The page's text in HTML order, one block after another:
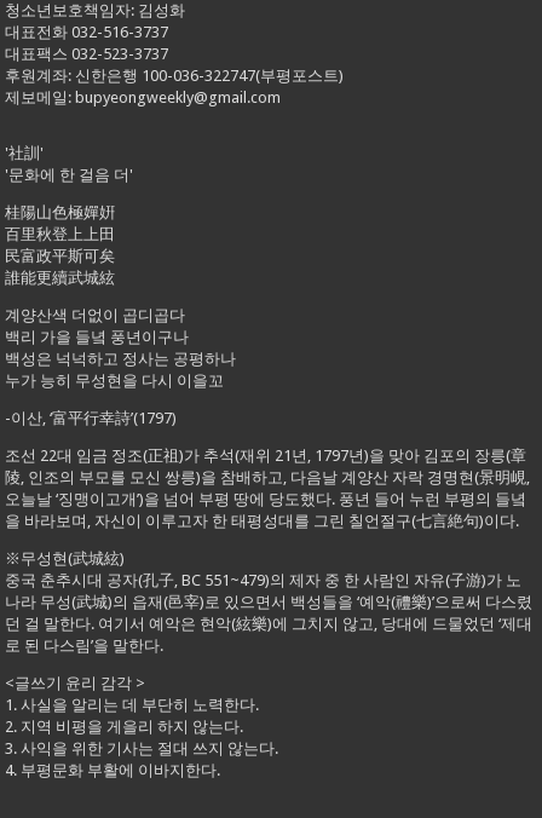
청소년보호책임자: 김성화
대표전화 032-516-3737
대표팩스 032-523-3737
후원계좌: 신한은행 100-036-322747(부평포스트)
제보메일: bupyeongweekly@gmail.com
'社訓'
'문화에 한 걸음 더'
桂陽山色極嬋姸
百里秋登上上田
民富政平斯可矣
誰能更續武城絃
계양산색 더없이 곱디곱다
백리 가을 들녘 풍년이구나
백성은 넉넉하고 정사는 공평하나
누가 능히 무성현을 다시 이을꼬
-이산, ‘富平行幸詩’(1797)
조선 22대 임금 정조(正祖)가 추석(재위 21년, 1797년)을 맞아 김포의 장릉(章
陵, 인조의 부모를 모신 쌍릉)을 참배하고, 다음날 계양산 자락 경명현(景明峴,
오늘날 ‘징맹이고개’)을 넘어 부평 땅에 당도했다. 풍년 들어 누런 부평의 들녘
을 바라보며, 자신이 이루고자 한 태평성대를 그린 칠언절구(七言絶句)이다.
※무성현(武城絃)
중국 춘추시대 공자(孔子, BC 551~479)의 제자 중 한 사람인 자유(子游)가 노
나라 무성(武城)의 읍재(邑宰)로 있으면서 백성들을 ‘예악(禮樂)’으로써 다스렸
던 걸 말한다. 여기서 예악은 현악(絃樂)에 그치지 않고, 당대에 드물었던 ‘제대
로 된 다스림’을 말한다.
<글쓰기 윤리 감각 >
1. 사실을 알리는 데 부단히 노력한다.
2. 지역 비평을 게을리 하지 않는다.
3. 사익을 위한 기사는 절대 쓰지 않는다.
4. 부평문화 부활에 이바지한다.